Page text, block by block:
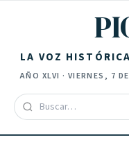
LA VOZ
AÑO XLVI · VIERNES, 7